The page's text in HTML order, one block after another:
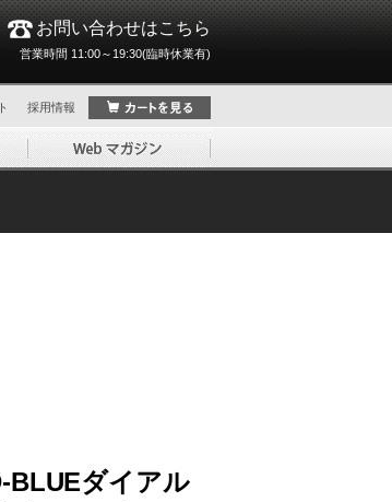
お問い合わせはこちら
営業時間 11:00～19:30(臨時休業有)
採用情報
BLUEダイアル